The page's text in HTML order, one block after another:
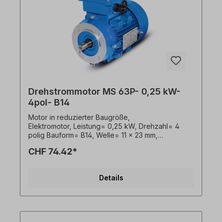
Drehstrommotor MS 63P- 0,25 kW-
4pol- B14
Motor in reduzierter Baugröße,
Elektromotor, Leistung= 0,25 kW, Drehzahl= 4
polig Bauform= B14, Welle= 11 x 23 mm,
60 Hz (± 5% gemäß VDE 0530), Frequenz=
Schutzart= IP55, Temperaturfühler= 3 x PTC-
oben (drehbar), Kabelverschraubungen= 2 x M16,
CHF 74.42*
Details